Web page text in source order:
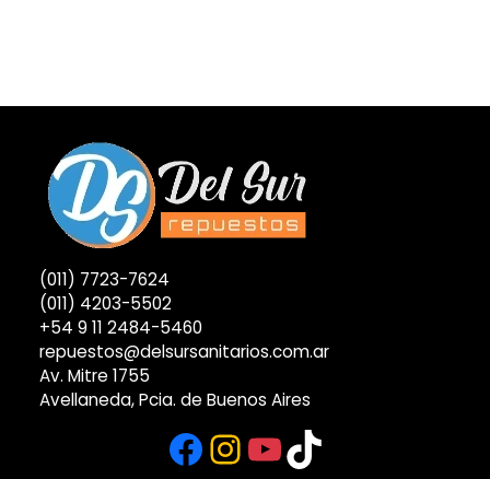
(011) 7723-7624
(011) 4203-5502
+54 9 11 2484-5460
repuestos@delsursanitarios.com.ar
Av. Mitre 1755
Avellaneda, Pcia. de Buenos Aires
Facebook
Instagram
YouTube
TikTok